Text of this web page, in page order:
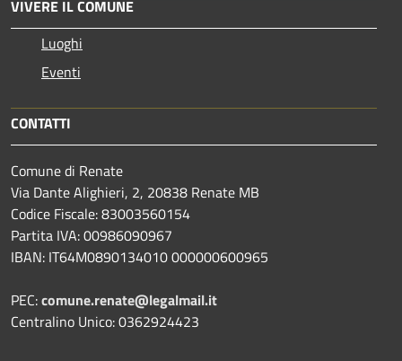
VIVERE IL COMUNE
Luoghi
Eventi
CONTATTI
Comune di Renate
Via Dante Alighieri, 2, 20838 Renate MB
Codice Fiscale: 83003560154
Partita IVA: 00986090967
IBAN: IT64M0890134010 000000600965
PEC:comune.renate@legalmail.it
Centralino Unico: 0362924423